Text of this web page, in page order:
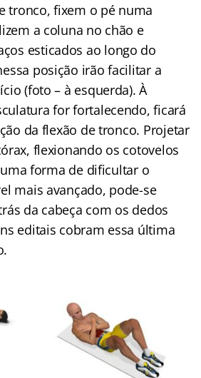
tronco, fixem o pé numa
a coluna no chão e
esticados ao longo do
posição irão facilitar a
(foto – à esquerda). À
for fortalecendo, ficará
da flexão de tronco. Projetar
flexionando os cotovelos
forma de dificultar o
mais avançado, pode-se
da cabeça com os dedos
editais cobram essa última